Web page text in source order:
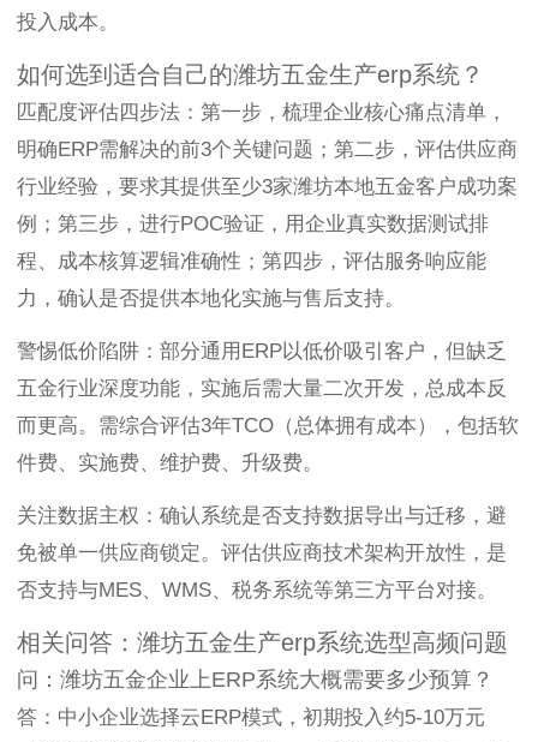
投入成本。
如何选到适合自己的潍坊五金生产erp系统？
匹配度评估四步法：第一步，梳理企业核心痛点清单，
明确ERP需解决的前3个关键问题；第二步，评估供应商
行业经验，要求其提供至少3家潍坊本地五金客户成功案
例；第三步，进行POC验证，用企业真实数据测试排
程、成本核算逻辑准确性；第四步，评估服务响应能
力，确认是否提供本地化实施与售后支持。
警惕低价陷阱：部分通用ERP以低价吸引客户，但缺乏
五金行业深度功能，实施后需大量二次开发，总成本反
而更高。需综合评估3年TCO（总体拥有成本），包括软
件费、实施费、维护费、升级费。
关注数据主权：确认系统是否支持数据导出与迁移，避
免被单一供应商锁定。评估供应商技术架构开放性，是
否支持与MES、WMS、税务系统等第三方平台对接。
相关问答：潍坊五金生产erp系统选型高频问题
问：潍坊五金企业上ERP系统大概需要多少预算？
答：中小企业选择云ERP模式，初期投入约5-10万元